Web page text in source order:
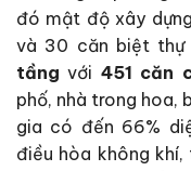
đó mật độ xây
và 30 căn biệt thự
tầng với 451 căn
phố, nhà trong hoa,
gia có đến 66%
điều hòa không